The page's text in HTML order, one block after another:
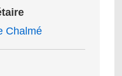
Chalmé